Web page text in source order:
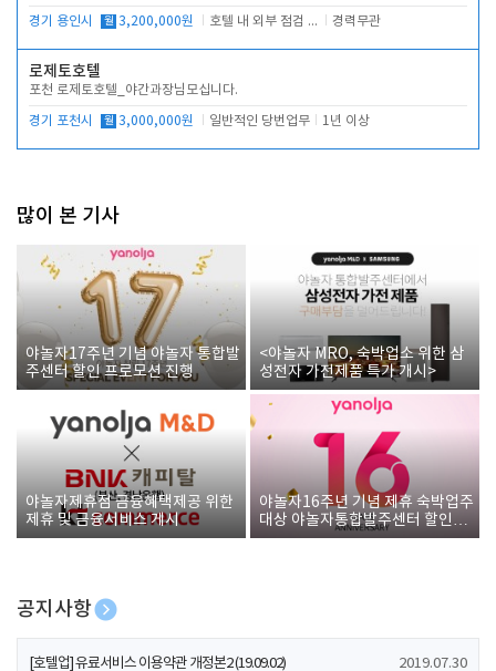
경기 용인시 월 3,200,000원 호텔 내 외부 점검 및 프런트 운영 경력무관
로제토호텔
포천 로제토호텔_야간과장님모십니다.
경기 포천시 월 3,000,000원 일반적인 당번업무 1년 이상
많이 본 기사
야놀자17주년 기념 야놀자 통합발
주센터 할인 프로모션 진행
<야놀자 MRO, 숙박업소 위한 삼
성전자 가전제품 특가 개시>
야놀자제휴점 금융혜택제공 위한
제휴 및 금융서비스 게시
야놀자16주년 기념 제휴 숙박업주
대상 야놀자통합발주센터 할인쿠
폰 증정
공지사항
[호텔업] 개인정보 처리방침 개정본1 (19.09.02)
[호텔업] 유료서비스 이용약관 개정본2 (19.09.02) 2019.07.30